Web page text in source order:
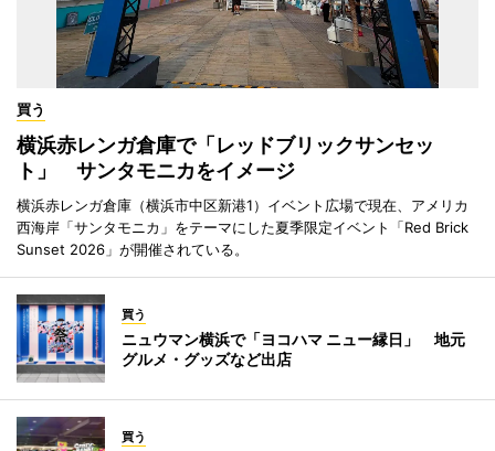
買う
横浜赤レンガ倉庫で「レッドブリックサンセッ
ト」 サンタモニカをイメージ
横浜赤レンガ倉庫（横浜市中区新港1）イベント広場で現在、アメリカ
西海岸「サンタモニカ」をテーマにした夏季限定イベント「Red Brick
Sunset 2026」が開催されている。
買う
ニュウマン横浜で「ヨコハマ ニュー縁日」 地元
グルメ・グッズなど出店
買う